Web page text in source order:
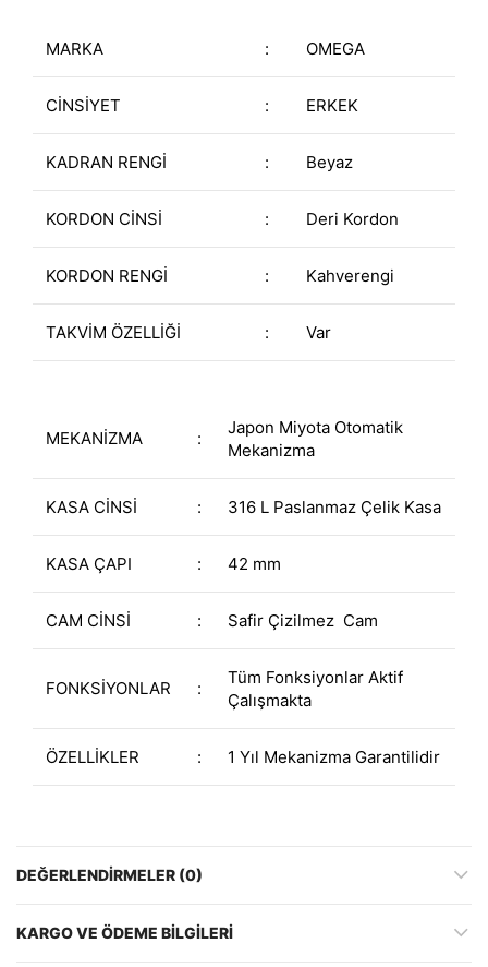
MARKA : OMEGA
CİNSİYET : ERKEK
KADRAN RENGİ : Beyaz
KORDON CİNSİ : Deri Kordon
KORDON RENGİ : Kahverengi
TAKVİM ÖZELLİĞİ : Var
MEKANİZMA :
Japon Miyota Otomatik
Mekanizma
KASA CİNSİ : 316 L Paslanmaz Çelik Kasa
KASA ÇAPI : 42 mm
CAM CİNSİ : Safir Çizilmez Cam
FONKSİYONLAR :
Tüm Fonksiyonlar Aktif
Çalışmakta
ÖZELLİKLER : 1 Yıl Mekanizma Garantilidir
DEĞERLENDIRMELER (0)
KARGO VE ÖDEME BILGILERI